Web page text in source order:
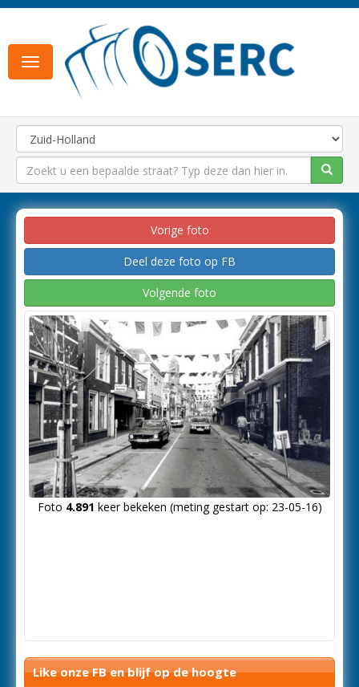
Toggle
navigation
Vorige foto
Deel deze foto op FB
Volgende foto
Foto 4.891 keer bekeken (meting gestart op: 23-05-16)
Like onze FB en blijf op de hoogte